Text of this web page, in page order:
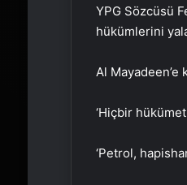
YPG Sözcüsü
hükümlerini
Al Mayadeen’e
‘Hiçbir
‘Petrol,